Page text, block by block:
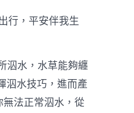
行，平安伴我生
泅水，水草能夠纏
泅水技巧，進而產
法正常泅水，從